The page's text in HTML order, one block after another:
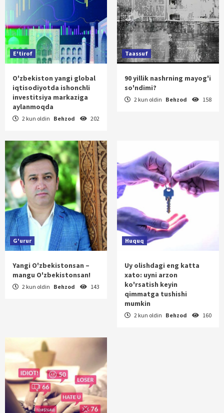
E'tirof
O'zbekiston yangi global
iqtisodiyotda ishonchli
investitsiya markaziga
aylanmoqda
2 kun oldin Behzod 202
Taassuf
90 yillik nashrning mayog'i
so'ndimi?
2 kun oldin Behzod 158
G'urur
Yangi O'zbekistonsan –
mangu O'zbekistonsan!
2 kun oldin Behzod 143
Huquq
Uy olishdagi eng katta
xato: uyni arzon
ko'rsatish keyin
qimmatga tushishi
mumkin
2 kun oldin Behzod 160